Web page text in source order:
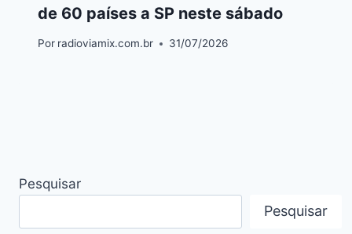
de 60 países a SP neste sábado
Por radioviamix.com.br 31/07/2026
Pesquisar
Pesquisar